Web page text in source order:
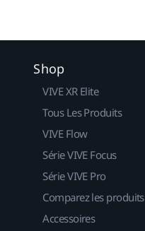
Shop
VIVE XR Elite
Tous Les Produits
VIVE Flow
Série VIVE Focus
Série VIVE Pro
Comparez les produits
Accessoires